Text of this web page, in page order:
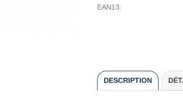
EAN13:
DESCRIPTION